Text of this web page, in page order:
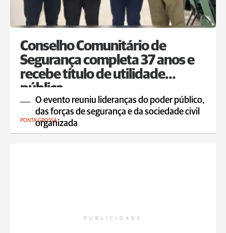
Conselho Comunitário de
Segurança completa 37 anos e
recebe título de utilidade
pública
O evento reuniu lideranças do poder público,
das forças de segurança e da sociedade civil
organizada
PONTA GROSSA
PUBLICIDADE